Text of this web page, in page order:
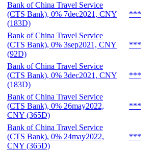
Bank of China Travel Service
(CTS Bank), 0% 7dec2021, CNY
(183D)
***
Bank of China Travel Service
(CTS Bank), 0% 3sep2021, CNY
(92D)
***
Bank of China Travel Service
(CTS Bank), 0% 3dec2021, CNY
(183D)
***
Bank of China Travel Service
(CTS Bank), 0% 26may2022,
CNY (365D)
***
Bank of China Travel Service
(CTS Bank), 0% 24may2022,
CNY (365D)
***